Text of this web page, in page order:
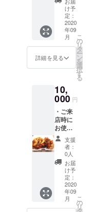
に、ご
希望の
お渡し
方法
（郵送
or ご来
店時手
記入く
ださい *
限は
2022年
10月31
日、但
しコロ
ナの状
況等の
不測の
事態発
生時は
柔軟に
期限の
人気ナ
ンバー
１、
ビーチ
ギャン
グボム
（全部
乗せ）1
キン、
カル
ビ、
ポーク
リブ、
ガー
リック
シュリ
ンプの
全部盛
りで
す！！
・サン
キュー
カード *
ご支援
け予
定：
2020
年09
月
詳細を見る
こ
の
リ
タ
ー
ン
を
選
択
す
る
10,
000 円
・ご来
店時に
お使い
頂ける
クーポ
ン券
（当店
人気ナ
ンバー
１、
ビーチ
ギャン
グボム
支援
者：
0人
お届
け予
定：
2020
年09
月
こ
の
リ